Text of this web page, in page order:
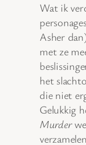
Wat ik
Asher
met ze
het
die niet
Gelukkig
Murder